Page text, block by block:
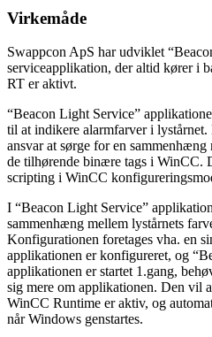
Virkemåde
Swappcon ApS har udviklet
serviceapplikation, der altid kører i
RT er aktivt.
“Beacon Light Service”
til at indikere alarmfarver i
ansvar at sørge for en
de tilhørende binære tags i WinCC.
scripting i WinCC
I “Beacon Light Service”
sammenhæng mellem lystårnets
Konfigurationen foretages vha. en
applikationen er konfigureret, og
applikationen er startet 1.gang,
sig mere om applikationen. Den vil
WinCC Runtime er aktiv, og
når Windows genstartes.